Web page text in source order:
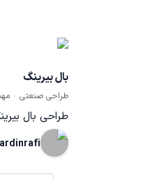
بال بیرینگ
طراحی صنعتی
طراحی بال